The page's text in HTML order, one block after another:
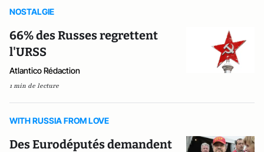
NOSTALGIE
66% des Russes regrettent
l'URSS
Atlantico Rédaction
1 min de lecture
WITH RUSSIA FROM LOVE
Des Eurodéputés demandent